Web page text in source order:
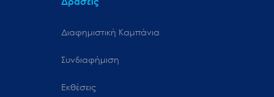
Διαφημιστική Καμπάνια
Συνδιαφήμιση
Εκθέσεις